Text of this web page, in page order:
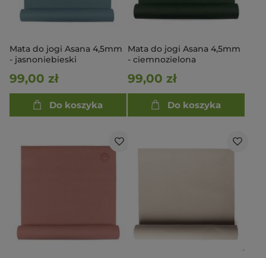
Mata do jogi Asana 4,5mm
- jasnoniebieski
99,00 zł
Do koszyka
Mata do jogi Asana 4,5mm
- ciemnozielona
99,00 zł
Do koszyka